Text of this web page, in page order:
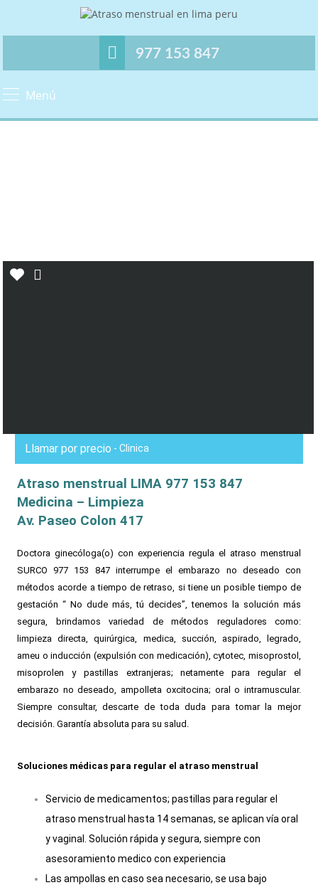
977 153 847
Menú
Llamar por precio - Clinica
Atraso menstrual LIMA 977 153 847
Medicina – Limpieza
Av. Paseo Colon 417
Doctora ginecóloga(o) con experiencia regula el atraso menstrual
SURCO 977 153 847 interrumpe el embarazo no deseado con
métodos acorde a tiempo de retraso, si tiene un posible tiempo de
gestación “ No dude más, tú decides”, tenemos la solución más
segura, brindamos variedad de métodos reguladores como:
limpieza directa, quirúrgica, medica, succión, aspirado, legrado,
ameu o inducción (expulsión con medicación), cytotec, misoprostol,
misoprolen y pastillas extranjeras; netamente para regular el
embarazo no deseado, ampolleta oxcitocina; oral o intramuscular.
Siempre consultar, descarte de toda duda para tomar la mejor
decisión. Garantía absoluta para su salud.
Soluciones médicas para regular el atraso menstrual
Servicio de medicamentos; pastillas para regular el
atraso menstrual hasta 14 semanas, se aplican vía oral
y vaginal. Solución rápida y segura, siempre con
asesoramiento medico con experiencia
Las ampollas en caso sea necesario, se usa bajo